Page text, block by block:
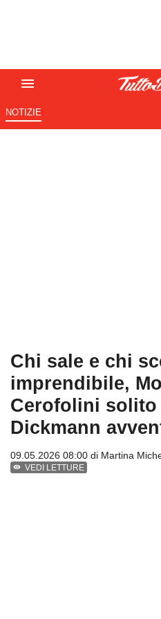
NOTIZIE
Chi sale e chi
imprendibile,
Cerofolini solito
Dickmann
09.05.2026 08:00 di Martina
VEDI LETTURE